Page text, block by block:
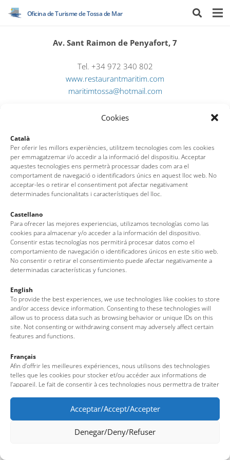
Cookies
Català
Per oferir les millors experiències, utilitzem tecnologies com les cookies
per emmagatzemar i/o accedir a la informació del dispositiu. Acceptar
aquestes tecnologies ens permetrà processar dades com ara el
comportament de navegació o identificadors únics en aquest lloc web. No
acceptar-les o retirar el consentiment pot afectar negativament
determinades funcionalitats i característiques del lloc.
Castellano
Para ofrecer las mejores experiencias, utilizamos tecnologías como las
cookies para almacenar y/o acceder a la información del dispositivo.
Consentir estas tecnologías nos permitirá procesar datos como el
comportamiento de navegación o identificadores únicos en este sitio web.
No consentir o retirar el consentimiento puede afectar negativamente a
determinadas características y funciones.
English
To provide the best experiences, we use technologies like cookies to store
and/or access device information. Consenting to these technologies will
allow us to process data such as browsing behavior or unique IDs on this
site. Not consenting or withdrawing consent may adversely affect certain
features and functions.
Français
Afin d’offrir les meilleures expériences, nous utilisons des technologies
telles que les cookies pour stocker et/ou accéder aux informations de
l’appareil. Le fait de consentir à ces technologies nous permettra de traiter
uniques sur ce site. Le fait de ne pas consentir ou de retirer son
consentement peut avoir un effet négatif sur certaines fonctionnalités et
caractéristiques du site.
Acceptar/Accept/Accepter
Denegar/Deny/Refuser
Oficina de Turisme de Tossa de Mar
Av. Sant Raimon de Penyafort, 7
Tel. +34 972 340 802
www.restaurantmaritim.com
maritimtossa@hotmail.com
Av. del Pelegrí, 25 – Edifici La Nau · 17320 – Tossa de Mar
(Girona – Costa Brava)
Tel: + 00 34 972 340 108 · Mail: info@visittossa.com
Nota legal· Política de cookies·Protecció de dades